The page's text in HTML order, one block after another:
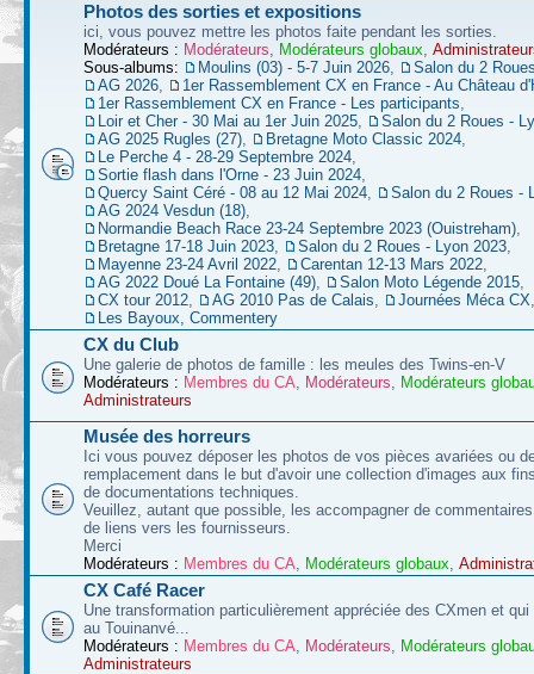
Photos des sorties et expositions
ici, vous pouvez mettre les photos faite pendant les sorties.
Modérateurs : Modérateurs, Modérateurs globaux,
Sous-albums:
Moulins (03) - 5-7 Juin 2026,
Salon du 2
AG 2026,
1er Rassemblement CX en France - Au Château
1er Rassemblement CX en France - Les participants,
Loir et Cher - 30 Mai au 1er Juin 2025,
Salon du 2 Roues -
AG 2025 Rugles (27), Bretagne Moto Classic 2024,
Le Perche 4 - 28-29 Septembre 2024,
Sortie flash dans l'Orne - 23 Juin 2024,
Quercy Saint Céré - 08 au 12 Mai 2024,
Salon du 2 Roues -
AG 2024 Vesdun (18),
Normandie Beach Race 23-24 Septembre 2023 (Ouistreham),
Bretagne 17-18 Juin 2023, Salon du 2 Roues - Lyon 2023,
Mayenne 23-24 Avril 2022, Carentan 12-13 Mars 2022,
AG 2022 Doué La Fontaine (49), Salon Moto Légende 2015,
CX tour 2012, AG 2010 Pas de Calais, Journées Méca CX,
Les Bayoux, Commentery
CX du Club
Une galerie de photos de famille : les meules des Twins-en-V
Modérateurs : Membres du CA, Modérateurs, Modérateurs
Administrateurs
Musée des horreurs
Ici vous pouvez déposer les photos de vos pièces avariées ou
remplacement dans le but d'avoir une collection d'images aux
de documentations techniques.
Veuillez, autant que possible, les accompagner de
de liens vers les fournisseurs.
Merci
Modérateurs : Membres du CA Modérateurs globaux
CX Café Racer
Une transformation particulièrement appréciée des CXmen et
au Touinanvé...
Modérateurs : Membres du CA Modérateurs
Modérateurs
Administrateurs